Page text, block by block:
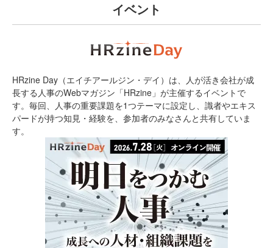
イベント
HRzine Day（エイチアールジン・デイ）は、人が活き会社が成
長する人事のWebマガジン「HRzine」が主催するイベントで
す。毎回、人事の重要課題を1つテーマに設定し、識者やエキス
パードが持つ知見・経験を、参加者のみなさんと共有していま
す。